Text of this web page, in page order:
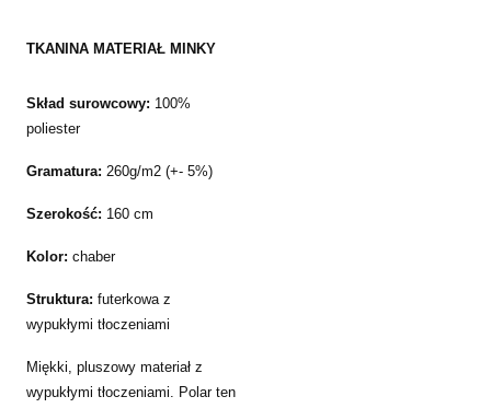
TKANINA MATERIAŁ MINKY
Skład surowcowy: 100%
poliester
Gramatura: 260g/m2 (+- 5%)
Szerokość: 160 cm
Kolor: chaber
Struktura: futerkowa z
wypukłymi tłoczeniami
Miękki, pluszowy materiał z
wypukłymi tłoczeniami. Polar ten